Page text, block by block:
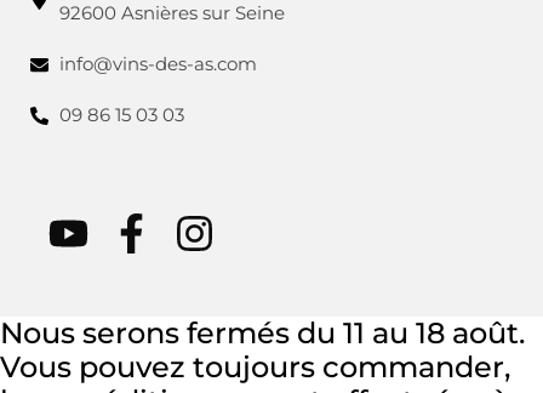
92600 Asnières sur Seine
info@vins-des-as.com
09 86 15 03 03
Nous serons fermés du 11 au 18 août.
Vous pouvez toujours commander,